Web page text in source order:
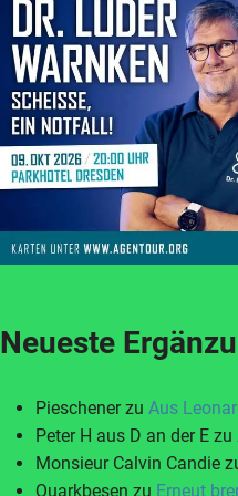
Neueste
Pieschenerzu Aus
Peter H aus D an der E zu
Monsieur Calvin Candie
Quarkbesen zu Erneut